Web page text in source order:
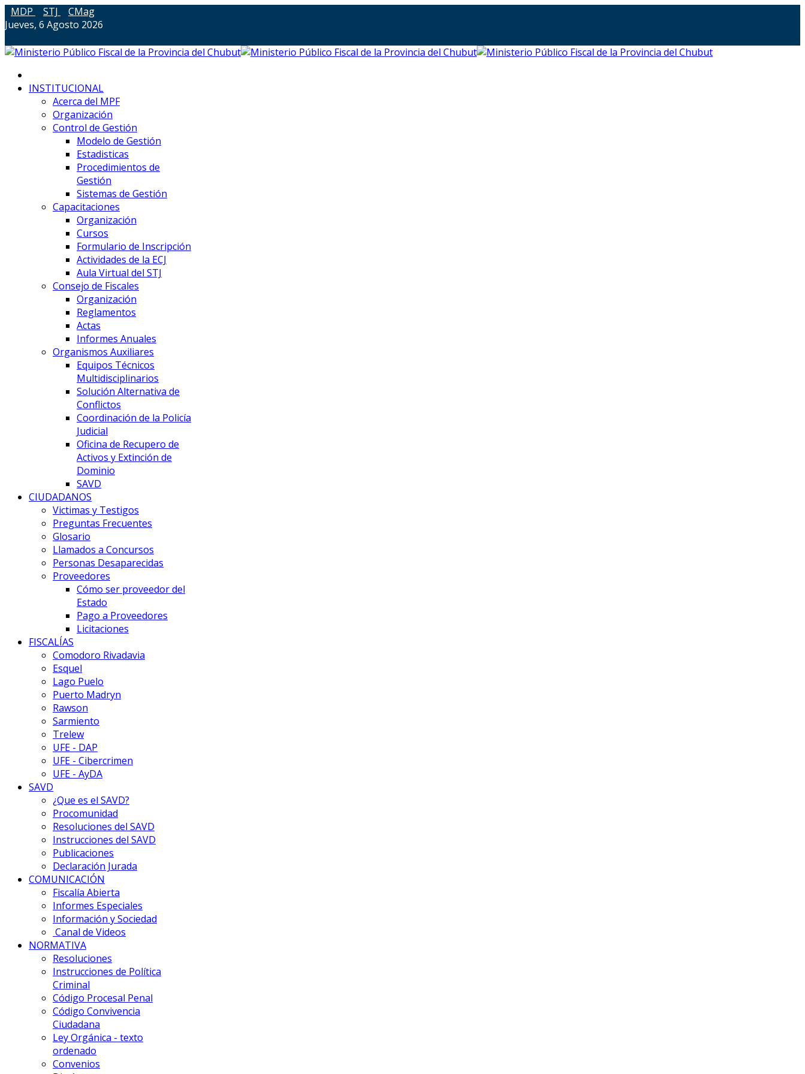
MDP STJ
CMag
Jueves, 6 Agosto 2026
INSTITUCIONAL
Acerca del MPF
Organización
Control de Gestión
Modelo de Gestión
Estadisticas
Procedimientos de
Gestión
Sistemas de Gestión
Capacitaciones
Organización
Cursos
Formulario de Inscripción
Actividades de la ECJ
Aula Virtual del STJ
Consejo de Fiscales
Organización
Reglamentos
Actas
Informes Anuales
Organismos Auxiliares
Equipos Técnicos
Multidisciplinarios
Solución Alternativa de
Conflictos
Coordinación de la Policía
Judicial
Oficina de Recupero de
Activos y Extinción de
Dominio
SAVD
CIUDADANOS
Victimas y Testigos
Preguntas Frecuentes
Glosario
Llamados a Concursos
Personas Desaparecidas
Proveedores
Cómo ser proveedor del
Estado
Pago a Proveedores
Licitaciones
FISCALÍAS
Comodoro Rivadavia
Esquel
Lago Puelo
Puerto Madryn
Rawson
Sarmiento
Trelew
UFE - DAP
UFE - Cibercrimen
UFE - AyDA
SAVD
¿Que es el SAVD?
Procomunidad
Resoluciones del SAVD
Instrucciones del SAVD
Publicaciones
Declaración Jurada
COMUNICACIÓN
Fiscalía Abierta
Informes Especiales
Información y Sociedad
Canal de Videos
NORMATIVA
Resoluciones
Instrucciones de Política
Criminal
Código Procesal Penal
Código Convivencia
Ciudadana
Ley Orgánica - texto
ordenado
Convenios